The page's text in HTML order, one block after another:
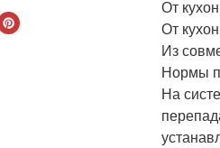
От
От
Из
Нормы
На